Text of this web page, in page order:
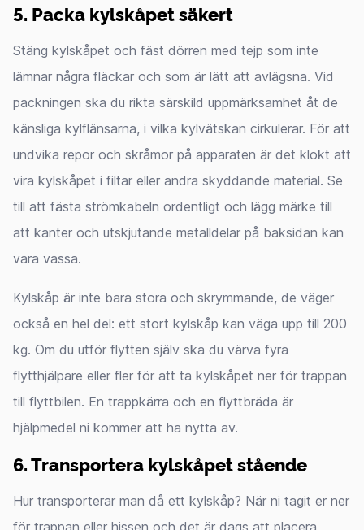
5. Packa kylskåpet säkert
Stäng kylskåpet och fäst dörren med tejp som inte
lämnar några fläckar och som är lätt att avlägsna. Vid
packningen ska du rikta särskild uppmärksamhet åt de
känsliga kylflänsarna, i vilka kylvätskan cirkulerar. För att
undvika repor och skråmor på apparaten är det klokt att
vira kylskåpet i filtar eller andra skyddande material. Se
till att fästa strömkabeln ordentligt och lägg märke till
att kanter och utskjutande metalldelar på baksidan kan
vara vassa.
Kylskåp är inte bara stora och skrymmande, de väger
också en hel del: ett stort kylskåp kan väga upp till 200
kg. Om du utför flytten själv ska du värva fyra
flytthjälpare eller fler för att ta kylskåpet ner för trappan
till flyttbilen. En trappkärra och en flyttbräda är
hjälpmedel ni kommer att ha nytta av.
6. Transportera kylskåpet stående
Hur transporterar man då ett kylskåp? När ni tagit er ner
för trappan eller hissen och det är dags att placera